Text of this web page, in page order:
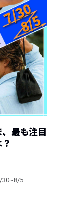
、最も注目
｜
30~8/5